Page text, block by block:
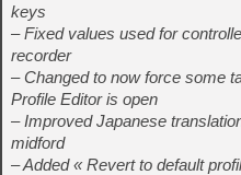
keys
– Fixed values used for
recorder
– Changed to now force some
Profile Editor is open
– Improved Japanese
midford
– Added « Revert to default